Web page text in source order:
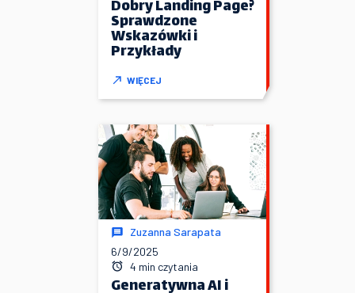
Dobry Landing Page?
Sprawdzone
Wskazówki i
Przykłady
WIĘCEJ
Zuzanna Sarapata
6/9/2025
4 min czytania
Generatywna AI i